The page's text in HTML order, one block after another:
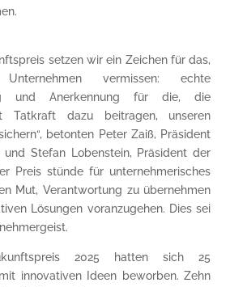
setzen wir ein Zeichen für das,
vermissen: echte
und Anerkennung für die, die
Tatkraft dazu beitragen, unseren
betonten Peter Zaiß, Präsident
und Stefan Lobenstein, Präsident der
Preis stünde für unternehmerisches
Mut, Verantwortung zu übernehmen
Lösungen voranzugehen. Dies sei
2025 hatten sich 25
innovativen Ideen beworben. Zehn